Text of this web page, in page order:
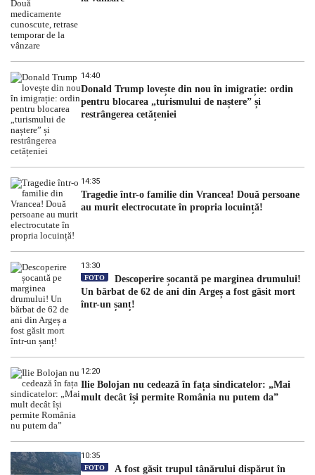
14:40
Donald Trump lovește din nou în imigrație: ordin
pentru blocarea „turismului de naștere” și
restrângerea cetățeniei
14:35
Tragedie într-o familie din Vrancea! Două persoane
au murit electrocutate în propria locuință!
13:30
FOTO
Descoperire șocantă pe marginea drumului!
Un bărbat de 62 de ani din Argeș a fost găsit mort
într-un șanț!
12:20
Ilie Bolojan nu cedează în fața sindicatelor: „Mai
mult decât își permite România nu putem da”
10:35
FOTO
A fost găsit trupul tânărului dispărut în